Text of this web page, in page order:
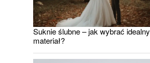
Suknie ślubne – jak wybrać idealny
materiał?